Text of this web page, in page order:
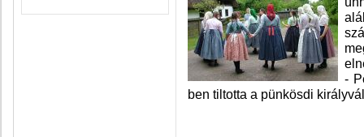
-
ben tiltotta a pünkösdi